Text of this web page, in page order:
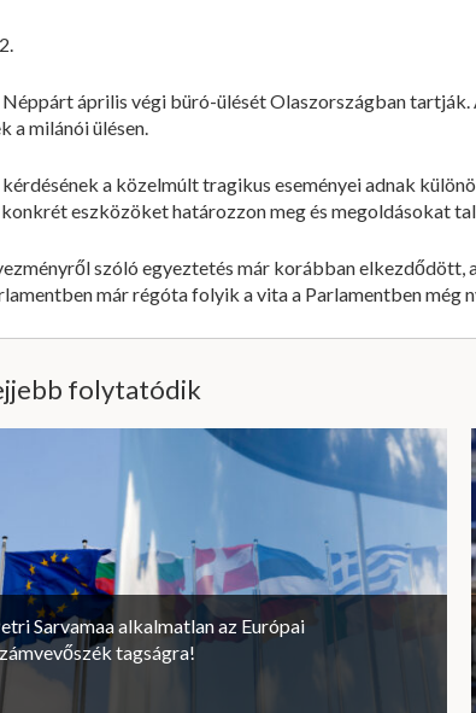
április végi büró-ülését Olaszországban
a milánói ülésen.
a közelmúlt tragikus eseményei adnak
eszközöket határozzon meg és megoldásokat
szóló egyeztetés már korábban elkezdődött,
már régóta folyik a vita a Parlamentben még
folytatódik
Sarvamaa alkalmatlan az Európai
tagságra!